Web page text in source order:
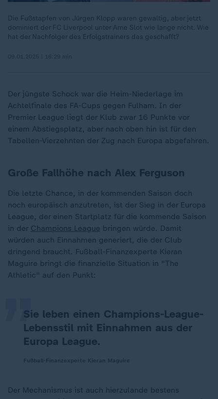
Die Fußstapfen von Jürgen Klopp waren gewaltig, aber jetzt
dominiert der FC Liverpool unter Arne Slot wie lange nicht. Wie
hat der Nachfolger des Erfolgstrainers das geschafft?
Der jüngste Schock war die Heim-Niederlage im
Achtelfinale des FA-Cups gegen Fulham. In der
Premier League liegt der Klub zwar 16 Punkte vor
einem Abstiegsplatz, aber nach oben hin ist für den
Tabellen-Vierzehnten der Zug nach Europa abgefahren.
Große Fallhöhe nach Alex Ferguson
Die letzte Chance, in der kommenden Saison doch
noch europäisch anzutreten, ist der Sieg in der Europa
League, der einen Startplatz für die kommende Saison
in der Champions League bringen würde. Damit
würden auch Einnahmen generiert, die der Club
dringend braucht. Fußball-Finanzexperte Kieran
Maguire bringt die finanzielle Situation in "The
Athletic" auf den Punkt:
Sie leben einen Champions-League-
Lebensstil mit Einnahmen aus der
Europa League.
„
Der Mechanismus ist auch hierzulande bestens